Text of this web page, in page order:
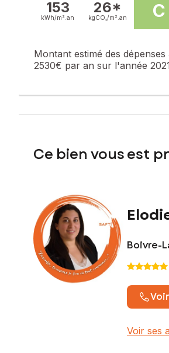
Honoraires charge vendeur
153
kWh/m². an
26*
kgCO₂/m². an C
Montant estimé des
2530€ par an sur l'année
Ce bien vous est
Boivre-
Voir ses